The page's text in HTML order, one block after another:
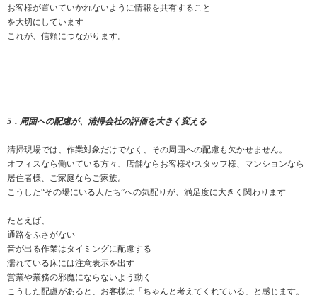
お客様が置いていかれないように情報を共有すること
を大切にしています
これが、信頼につながります。
5．周囲への配慮が、清掃会社の評価を大きく変える
清掃現場では、作業対象だけでなく、その周囲への配慮も欠かせません。
オフィスなら働いている方々、店舗ならお客様やスタッフ様、マンションなら
居住者様、ご家庭ならご家族。
こうした“その場にいる人たち”への気配りが、満足度に大きく関わります
たとえば、
通路をふさがない
音が出る作業はタイミングに配慮する
濡れている床には注意表示を出す
営業や業務の邪魔にならないよう動く
こうした配慮があると、お客様は「ちゃんと考えてくれている」と感じます。